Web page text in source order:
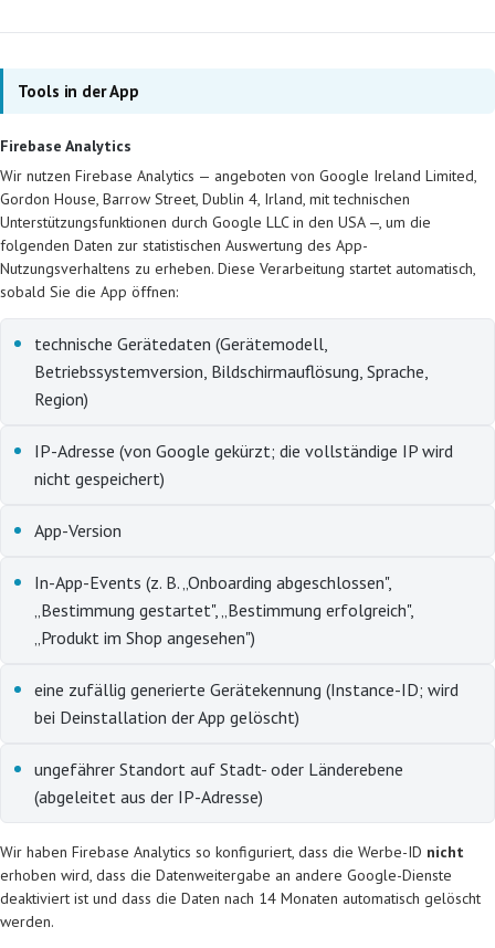
Tools in der App
Firebase Analytics
Wir nutzen Firebase Analytics — angeboten von Google Ireland Limited,
Gordon House, Barrow Street, Dublin 4, Irland, mit technischen
Unterstützungsfunktionen durch Google LLC in den USA —, um die
folgenden Daten zur statistischen Auswertung des App-
Nutzungsverhaltens zu erheben. Diese Verarbeitung startet automatisch,
sobald Sie die App öffnen:
technische Gerätedaten (Gerätemodell,
Betriebssystemversion, Bildschirmauflösung, Sprache,
Region)
IP-Adresse (von Google gekürzt; die vollständige IP wird
nicht gespeichert)
App-Version
In-App-Events (z. B. „Onboarding abgeschlossen",
„Bestimmung gestartet", „Bestimmung erfolgreich",
„Produkt im Shop angesehen")
eine zufällig generierte Gerätekennung (Instance-ID; wird
bei Deinstallation der App gelöscht)
ungefährer Standort auf Stadt- oder Länderebene
(abgeleitet aus der IP-Adresse)
Wir haben Firebase Analytics so konfiguriert, dass die Werbe-ID nicht
erhoben wird, dass die Datenweitergabe an andere Google-Dienste
deaktiviert ist und dass die Daten nach 14 Monaten automatisch gelöscht
werden.